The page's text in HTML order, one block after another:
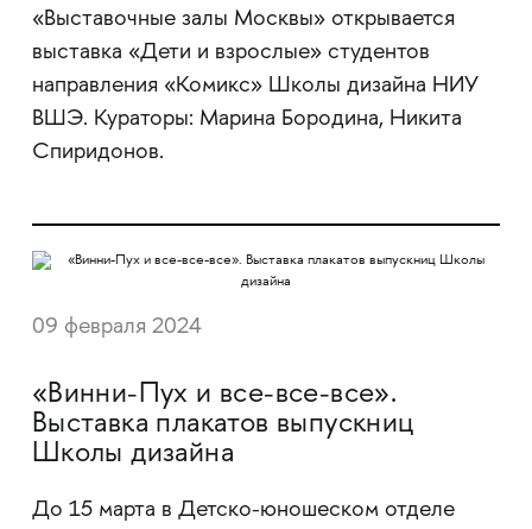
«Выставочные залы Москвы» открывается
выставка «Дети и взрослые» студентов
направления «Комикс» Школы дизайна НИУ
ВШЭ. Кураторы: Марина Бородина, Никита
Спиридонов.
09 февраля 2024
«Винни-Пух и все-все-все».
Выставка плакатов выпускниц
Школы дизайна
До 15 марта в Детско-юношеском отделе